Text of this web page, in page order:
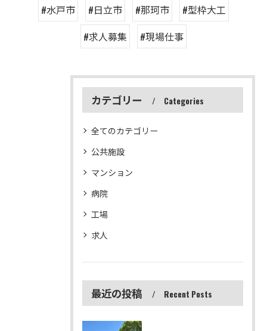
#水戸市
#日立市 #那珂市
#型枠大工
#求人募集
#現場仕事
カテゴリー Categories
全てのカテゴリー
公共施設
マンション
病院
工場
求人
最近の投稿 Recent Posts